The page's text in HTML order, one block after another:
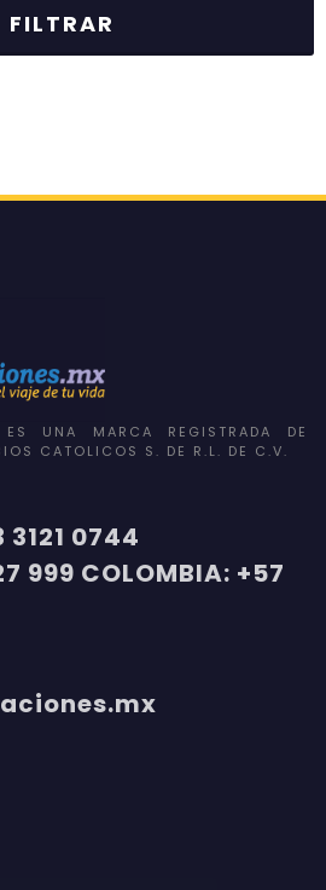
ES UNA MARCA REGISTRADA DE
CATOLICOS S. DE R.L. DE C.V.
3121 0744
999 COLOMBIA: +57